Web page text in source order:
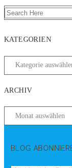
KATEGORIEN
ARCHIV
BLOG